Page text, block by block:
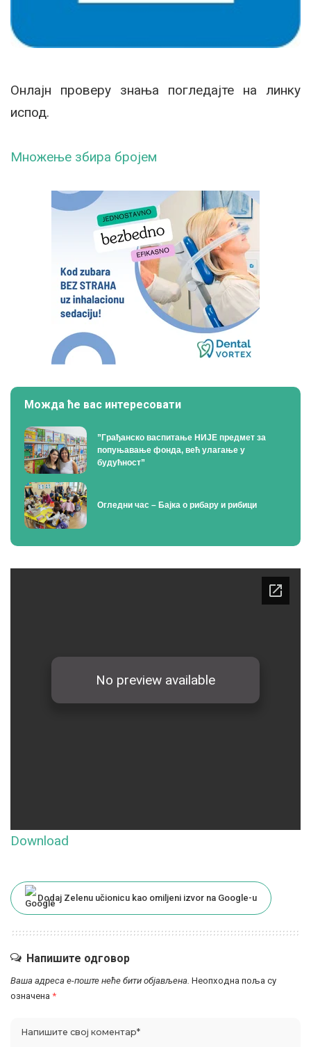
Онлајн проверу знања погледајте на линку
испод.
Множење збира бројем
Можда ће вас интересовати
”Грађанско васпитање НИЈЕ предмет за
попуњавање фонда, већ улагање у
будућност”
Огледни час – Бајка о рибару и рибици
Download
Dodaj Zelenu učionicu kao omiljeni izvor na Google-u
Напишите одговор
Ваша адреса е-поште неће бити објављена. Неопходна поља су
означена *